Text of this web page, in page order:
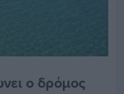
ο δρόμος